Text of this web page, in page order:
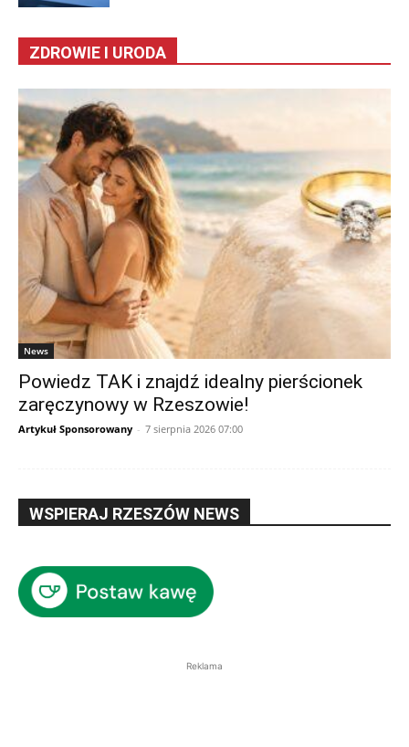
ZDROWIE I URODA
News
Powiedz TAK i znajdź idealny pierścionek
zaręczynowy w Rzeszowie!
Artykuł Sponsorowany - 7 sierpnia 2026 07:00
WSPIERAJ RZESZÓW NEWS
Reklama